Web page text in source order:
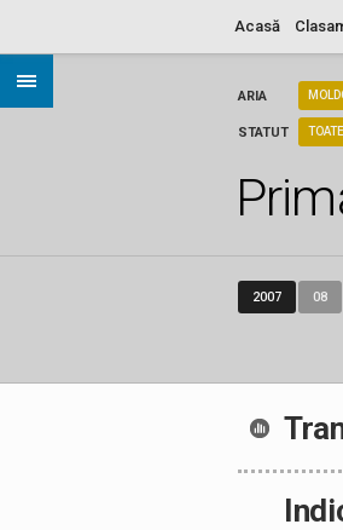
Acasă
ARIA
STATUT TOATE
2007 08